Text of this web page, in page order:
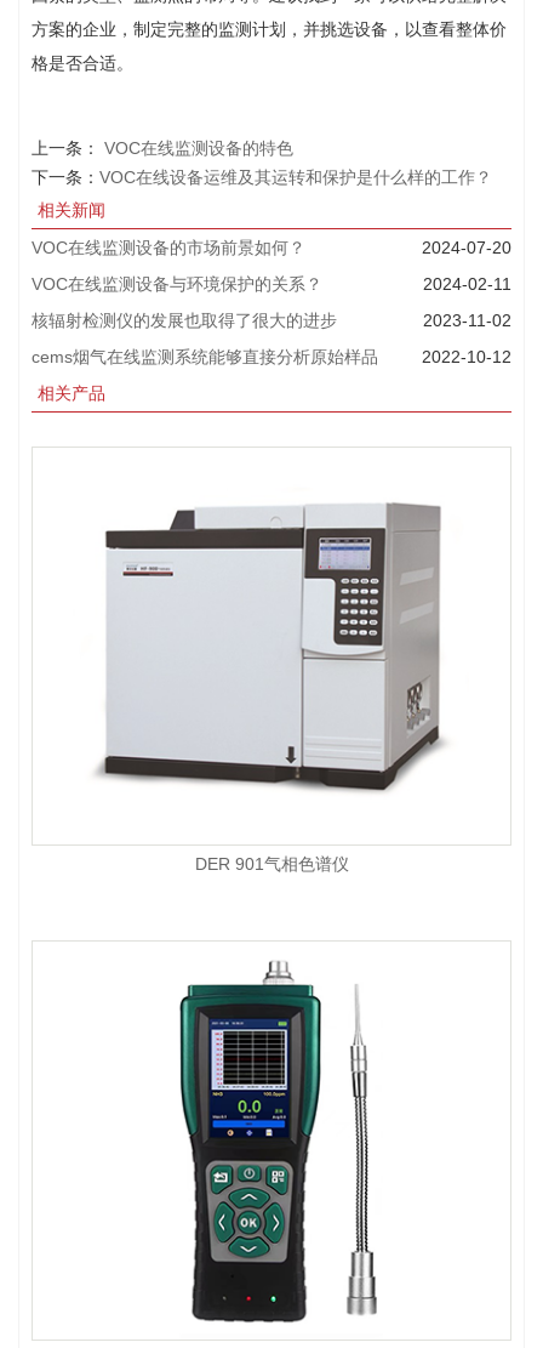
方案的企业，制定完整的监测计划，并挑选设备，以查看整体价
格是否合适。
上一条： VOC在线监测设备的特色
下一条： VOC在线设备运维及其运转和保护是什么样的工作？
相关新闻
VOC在线监测设备的市场前景如何？
2024-07-20
VOC在线监测设备与环境保护的关系？
2024-02-11
核辐射检测仪的发展也取得了很大的进步
2023-11-02
cems烟气在线监测系统能够直接分析原始样品
2022-10-12
相关产品
DER 901气相色谱仪